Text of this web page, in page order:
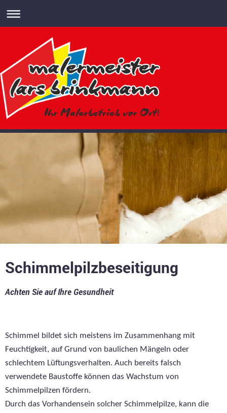
Schimmelpilzbeseitigung
Achten Sie auf Ihre Gesundheit
Schimmel bildet sich meistens im Zusammenhang mit
Feuchtigkeit, auf Grund von baulichen Mängeln oder
schlechtem Lüftungsverhalten. Auch bereits falsch
verwendete Baustoffe können das Wachstum von
Schimmelpilzen fördern.
Durch das Vorhandensein solcher Schimmelpilze, kann die